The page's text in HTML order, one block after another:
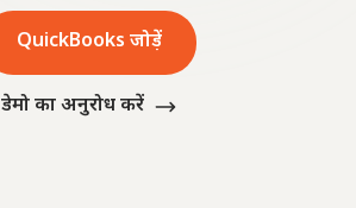
QuickBooks जोड़ें
डेमो का अनुरोध करें